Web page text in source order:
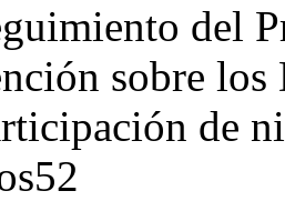
del
sobre
de